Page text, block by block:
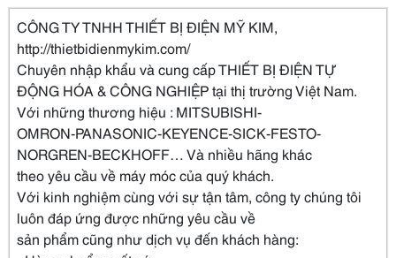
CÔNG TY TNHH THIẾT BỊ ĐIỆN MỸ KIM,
http://thietbidienmykim.com/
Chuyên nhập khẩu và cung cấp THIẾT BỊ ĐIỆN TỰ
ĐỘNG HÓA & CÔNG NGHIỆP tại thị trường Việt Nam.
Với những thương hiệu : MITSUBISHI-
OMRON-PANASONIC-KEYENCE-SICK-FESTO-
NORGREN-BECKHOFF… Và nhiều hãng khác
theo yêu cầu về máy móc của quý khách.
Với kinh nghiệm cùng với sự tận tâm, công ty chúng tôi
luôn đáp ứng được những yêu cầu về
sản phẩm cũng như dịch vụ đến khách hàng: